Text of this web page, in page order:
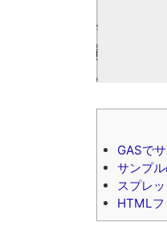
GASで
サンプ
スプレ
HTMLフ